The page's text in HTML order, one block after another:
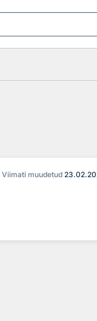
Viimati muudetud